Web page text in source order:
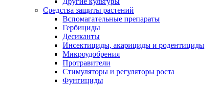
Средства защиты растений
Вспомагательные препараты
Гербициды
Десиканты
Инсектициды, акарициды и родентициды
Микроудобрения
Протравители
Стимуляторы и регуляторы роста
Фунгициды